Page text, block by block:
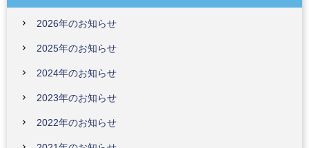
2026年のお知らせ
2025年のお知らせ
2024年のお知らせ
2023年のお知らせ
2022年のお知らせ